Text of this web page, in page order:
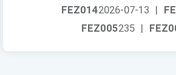
FEZ0142026-07-13 |
FEZ005235 |